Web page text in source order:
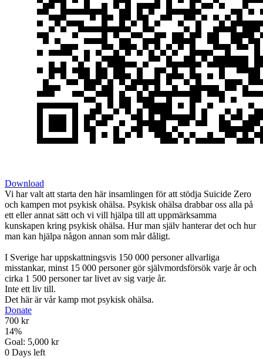
Download
Vi har valt att starta den här insamlingen för att stödja Suicide Zero
och kampen mot psykisk ohälsa. Psykisk ohälsa drabbar oss alla på
ett eller annat sätt och vi vill hjälpa till att uppmärksamma
kunskapen kring psykisk ohälsa. Hur man själv hanterar det och hur
man kan hjälpa någon annan som mår dåligt.
I Sverige har uppskattningsvis 150 000 personer allvarliga
misstankar, minst 15 000 personer gör självmordsförsök varje år och
cirka 1 500 personer tar livet av sig varje år.
Inte ett liv till.
Det här är vår kamp mot psykisk ohälsa.
Donate
700 kr
14%
Goal: 5,000 kr
0 Days left